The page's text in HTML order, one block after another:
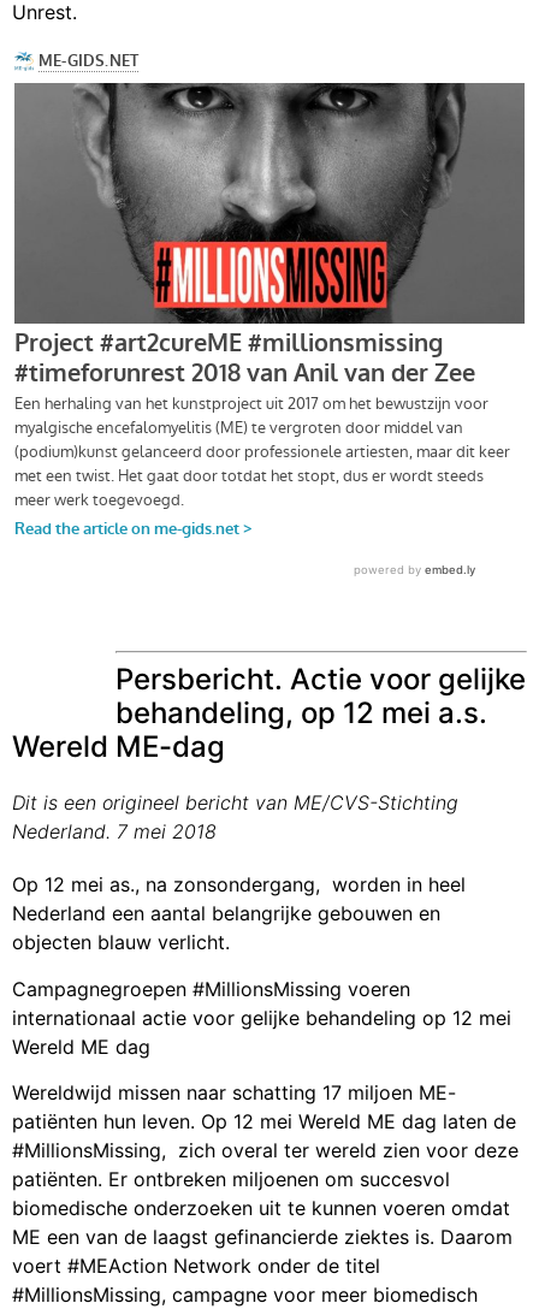
Unrest.
Persbericht. Actie voor gelijke
behandeling, op 12 mei a.s.
Wereld ME-dag
Dit is een origineel bericht van ME/CVS-Stichting
Nederland. 7 mei 2018
Op 12 mei as., na zonsondergang, worden in heel
Nederland een aantal belangrijke gebouwen en
objecten blauw verlicht.
Campagnegroepen #MillionsMissing voeren
internationaal actie voor gelijke behandeling op 12 mei
Wereld ME dag
Wereldwijd missen naar schatting 17 miljoen ME-
patiënten hun leven. Op 12 mei Wereld ME dag laten de
#MillionsMissing, zich overal ter wereld zien voor deze
patiënten. Er ontbreken miljoenen om succesvol
biomedische onderzoeken uit te kunnen voeren omdat
ME een van de laagst gefinancierde ziektes is. Daarom
voert #MEAction Network onder de titel
#MillionsMissing, campagne voor meer biomedisch